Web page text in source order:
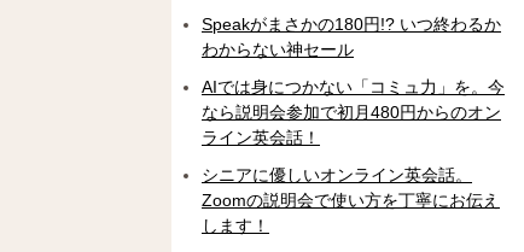
Speakがまさかの180円!? いつ終わるか
わからない神セール
AIでは身につかない「コミュ力」を。今
なら説明会参加で初月480円からのオン
ライン英会話！
シニアに優しいオンライン英会話。
Zoomの説明会で使い方を丁寧にお伝え
します！